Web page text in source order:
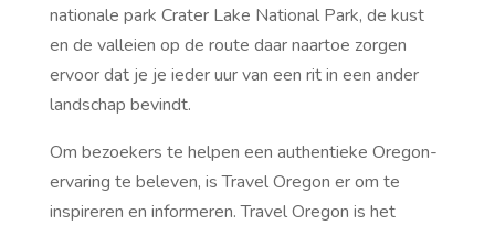
nationale park Crater Lake National Park, de kust
en de valleien op de route daar naartoe zorgen
ervoor dat je je ieder uur van een rit in een ander
landschap bevindt.
Om bezoekers te helpen een authentieke Oregon-
ervaring te beleven, is Travel Oregon er om te
inspireren en informeren. Travel Oregon is het